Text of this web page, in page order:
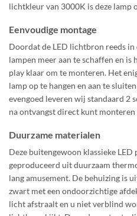
lichtkleur van 3000K is deze lamp
Eenvoudige montage
Doordat de LED lichtbron reeds
lampen meer aan te schaffen en is
play klaar om te monteren. Het
lamp op te hangen en aan te
evengoed leveren wij standaard 2
na ontvangst direct kunt monteren
Duurzame materialen
Deze buitengewoon klassieke
geproduceerd uit duurzaam
lang amusement. De behuizing is
zwart met een ondoorzichtige
licht afstraalt en u niet verblind